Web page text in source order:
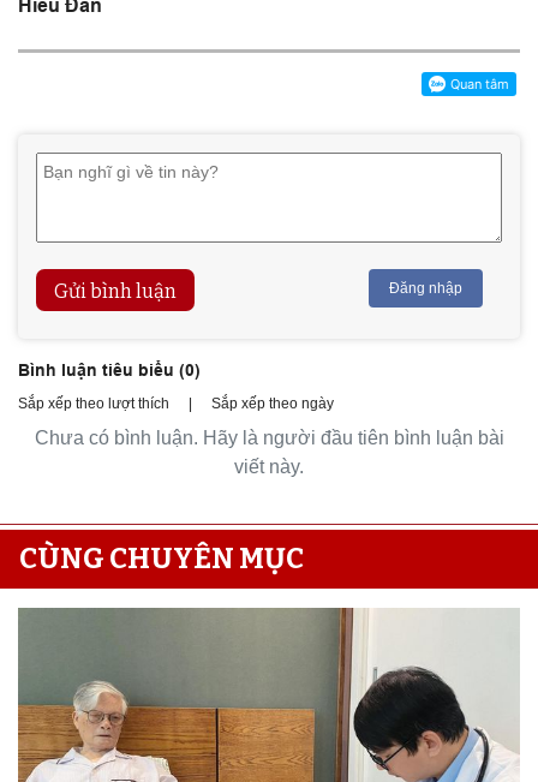
Hiểu Đan
Gửi bình luận Đăng nhập
Bình luận tiêu biểu (0)
Sắp xếp theo lượt thích | Sắp xếp theo ngày
Chưa có bình luận. Hãy là người đầu tiên bình luận bài
viết này.
CÙNG CHUYÊN MỤC